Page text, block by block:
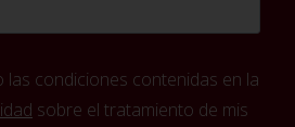
las condiciones contenidas en la
sobre el tratamiento de mis